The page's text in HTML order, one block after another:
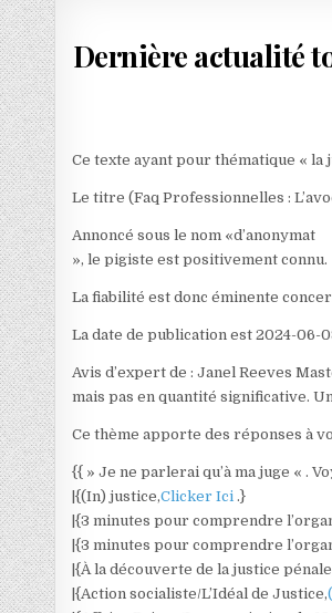
Dernière actualité
Ce texte ayant pour thématique « la
Le titre (Faq Professionnelles :
Annoncé sous le nom «d’anonymat
», le pigiste est positivement connu.
La fiabilité est donc éminente
La date de publication est 2024-06-
Avis d’expert de : Janel Reeves
mais pas en quantité significative.
Ce thème apporte des réponses à
{{ » Je ne parlerai qu’à ma juge « .
|{(In) justice,Clicker Ici.}
|{3 minutes pour comprendre
|{3 minutes pour comprendre
|{À la découverte de la justice
|{Action socialiste/L’Idéal de Justice,